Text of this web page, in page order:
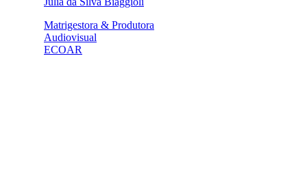
Matrigestora & Produtora
Audiovisual
ECOAR